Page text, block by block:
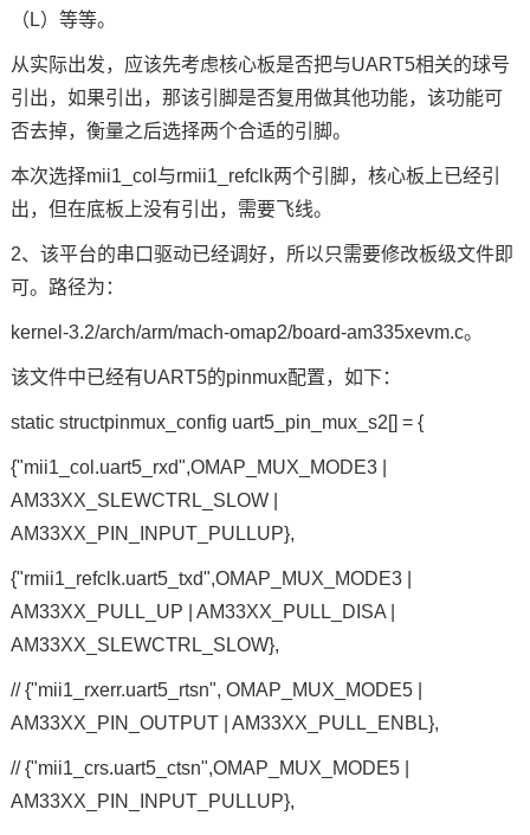
（L）等等。
从实际出发，应该先考虑核心板是否把与UART5相关的球号
引出，如果引出，那该引脚是否复用做其他功能，该功能可
否去掉，衡量之后选择两个合适的引脚。
本次选择mii1_col与rmii1_refclk两个引脚，核心板上已经引
出，但在底板上没有引出，需要飞线。
2、该平台的串口驱动已经调好，所以只需要修改板级文件即
可。路径为：
kernel-3.2/arch/arm/mach-omap2/board-am335xevm.c。
该文件中已经有UART5的pinmux配置，如下：
static structpinmux_config uart5_pin_mux_s2[] = {
{"mii1_col.uart5_rxd",OMAP_MUX_MODE3 |
AM33XX_SLEWCTRL_SLOW |
AM33XX_PIN_INPUT_PULLUP},
{"rmii1_refclk.uart5_txd",OMAP_MUX_MODE3 |
AM33XX_PULL_UP | AM33XX_PULL_DISA |
AM33XX_SLEWCTRL_SLOW},
// {"mii1_rxerr.uart5_rtsn", OMAP_MUX_MODE5 |
AM33XX_PIN_OUTPUT | AM33XX_PULL_ENBL},
// {"mii1_crs.uart5_ctsn",OMAP_MUX_MODE5 |
AM33XX_PIN_INPUT_PULLUP},